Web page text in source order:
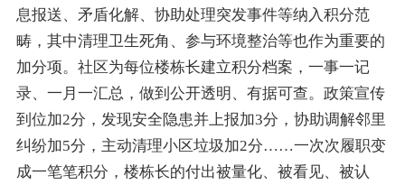
息报送、矛盾化解、协助处理突发事件等纳入积分范
畴，其中清理卫生死角、参与环境整治等也作为重要的
加分项。社区为每位楼栋长建立积分档案，一事一记
录、一月一汇总，做到公开透明、有据可查。政策宣传
到位加2分，发现安全隐患并上报加3分，协助调解邻里
纠纷加5分，主动清理小区垃圾加2分……一次次履职变
成一笔笔积分，楼栋长的付出被量化、被看见、被认